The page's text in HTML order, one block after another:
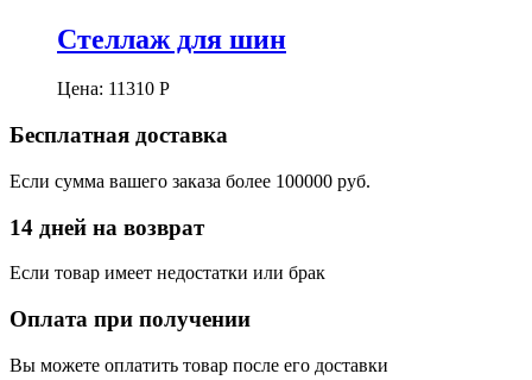
Стеллаж для шин
Цена: 11310 Р
Бесплатная доставка
Если сумма вашего заказа более 100000 руб.
14 дней на возврат
Если товар имеет недостатки или брак
Оплата при получении
Вы можете оплатить товар после его доставки